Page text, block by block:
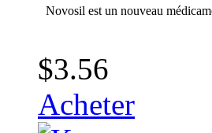
Novosil est un nouveau
$3.56
Acheter